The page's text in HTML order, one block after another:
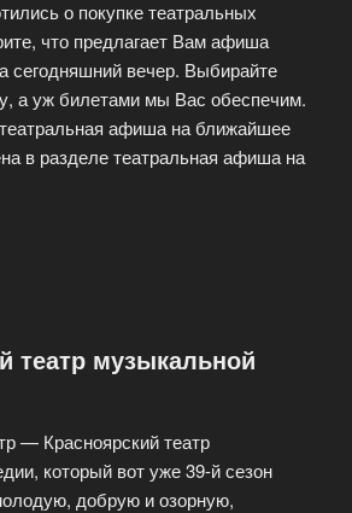
о покупке театральных
что предлагает Вам афиша
сегодняшний вечер. Выбирайте
а уж билетами мы Вас обеспечим.
афиша на ближайшее
в разделе театральная афиша на
театр музыкальной
— Красноярский театр
который вот уже 39-й сезон
добрую и озорную,